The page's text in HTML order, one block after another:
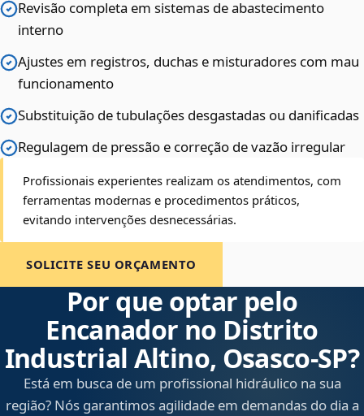
Revisão completa em sistemas de abastecimento
interno
Ajustes em registros, duchas e misturadores com mau
funcionamento
Substituição de tubulações desgastadas ou danificadas
Regulagem de pressão e correção de vazão irregular
Profissionais experientes realizam os atendimentos, com
ferramentas modernas e procedimentos práticos,
evitando intervenções desnecessárias.
SOLICITE SEU ORÇAMENTO
Por que optar pelo
Encanador no Distrito
Industrial Altino, Osasco‑SP?
Está em busca de um profissional hidráulico na sua
região? Nós garantimos agilidade em demandas do dia a